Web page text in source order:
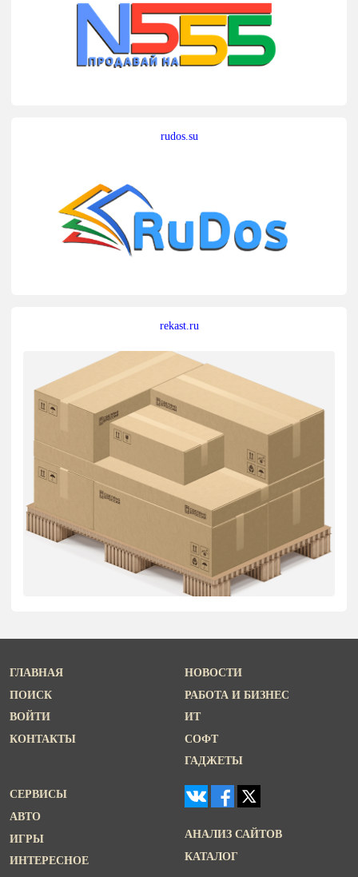
rudos.su
rekast.ru
ГЛАВНАЯ
ПОИСК
ВОЙТИ
КОНТАКТЫ
НОВОСТИ
РАБОТА И БИЗНЕС
ИТ
СОФТ
ГАДЖЕТЫ
СЕРВИСЫ
АВТО
ИГРЫ
ИНТЕРЕСНОЕ
АНАЛИЗ САЙТОВ
КАТАЛОГ